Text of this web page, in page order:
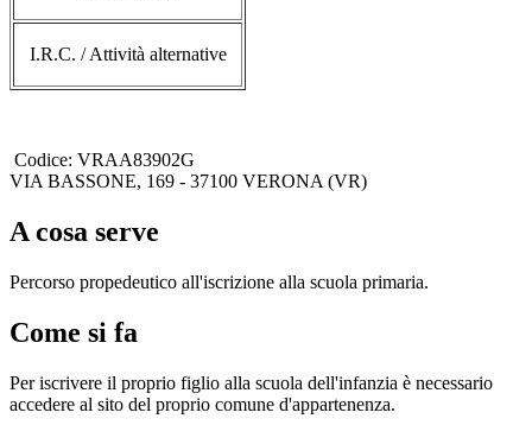
I.R.C. / Attività alternative
Codice: VRAA83902G
VIA BASSONE, 169 - 37100 VERONA (VR)
A cosa serve
Percorso propedeutico all'iscrizione alla scuola primaria.
Come si fa
Per iscrivere il proprio figlio alla scuola dell'infanzia è necessario
accedere al sito del proprio comune d'appartenenza.